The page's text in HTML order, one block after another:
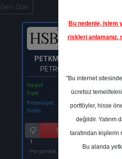
Geri Dön
PETKM
PETROKİMYA
HOLDİNG A.Ş.
Hedef
Fiyat
Potansiyel
Getiri
%0.00
1
Sat
Perşembe, 02 Nisan 2026
Bu nedenle, işlem
riskleri anlamanız,
"Bu internet
ücretsiz temel/
portföyler, hisse
değildir. Yatırım
tarafından kişilerin
Bu alanda